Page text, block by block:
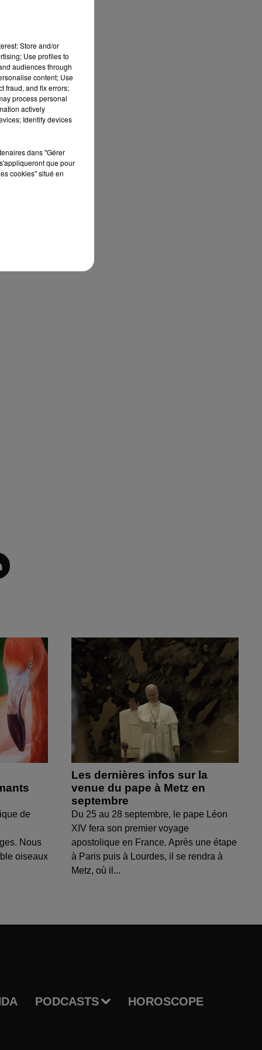
de
Nous
oiseaux
Les dernières infos sur la
venue du pape à Metz en
septembre
Du 25 au 28 septembre, le pape Léon
XIV fera son premier voyage
apostolique en France. Après une étape
à Paris puis à Lourdes, il se rendra à
Metz, où il...
PODCASTS HOROSCOPE
Store and/or
Use profiles to
audiences through
content; Use
fraud, and fix errors;
process personal
actively
Identify devices
dans "Gérer
que pour
cookies" situé en